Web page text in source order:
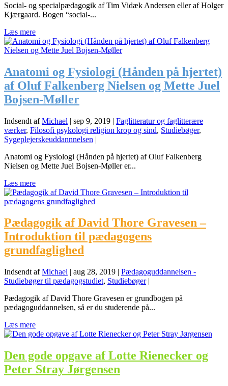
Social- og specialpædagogik af Tim Vidæk Andersen eller af Holger
Kjærgaard. Bogen “social-...
Læs mere
Anatomi og Fysiologi (Hånden på hjertet)
af Oluf Falkenberg Nielsen og Mette Juel
Bojsen-Møller
Indsendt afMichael | sep 9, 2019 | Faglitteratur og faglitterære
værker, Filosofi psykologi religion krop og sind, Studiebøger,
Sygeplejerskeuddannnelsen |
Anatomi og Fysiologi (Hånden på hjertet) af Oluf Falkenberg
Nielsen og Mette Juel Bojsen-Møller er...
Læs mere
Pædagogik af David Thore Gravesen –
Introduktion til pædagogens
grundfaglighed
Indsendt afMichael | aug 28, 2019 | Pædagoguddannelsen -
Studiebøger til pædagogstudiet, Studiebøger|
Pædagogik af David Thore Gravesen er grundbogen på
pædagoguddannelsen, så er du studerende på...
Læs mere
Den gode opgave af Lotte Rienecker og
Peter Stray Jørgensen